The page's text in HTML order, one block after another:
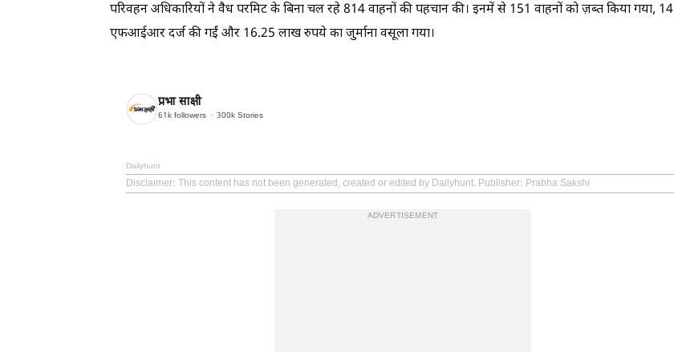
परिवहन अधिकारियों ने वैध परमिट के बिना चल रहे 814 वाहनों की पहचान की। इनमें से 151 वाहनों को ज़ब्त किया गया, 14
एफआईआर दर्ज की गईं और 16.25 लाख रुपये का जुर्माना वसूला गया।
प्रभा साक्षी
61k followers 300k Stories
Dailyhunt
Disclaimer: This content has not been generated, created or edited by Dailyhunt. Publisher: Prabha Sakshi
ADVERTISEMENT